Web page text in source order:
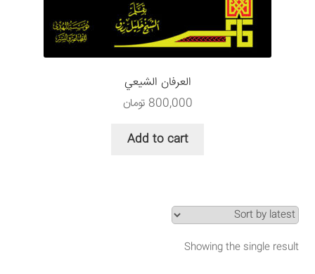
قوانین و مقررات
العرفان الشيعي
800,000 تومان
Add to cart
Showing the single result